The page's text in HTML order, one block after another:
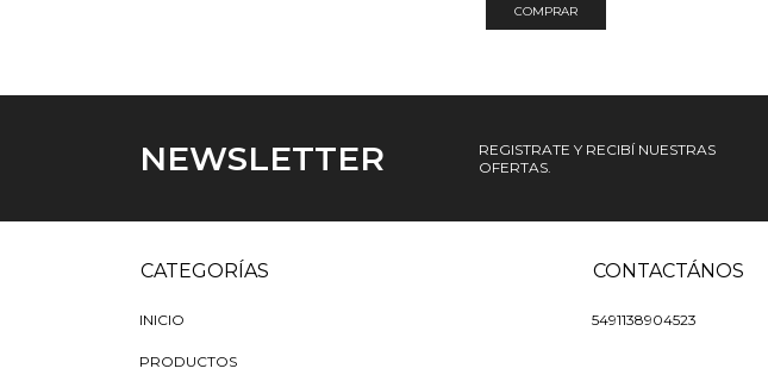
COMPRAR
NEWSLETTER
REGISTRATE Y RECIBÍ NUESTRAS
OFERTAS.
CATEGORÍAS
INICIO
PRODUCTOS
CONTACTÁNOS
5491138904523